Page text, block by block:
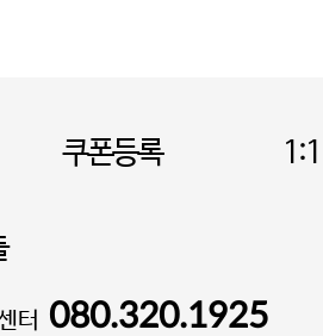
쿠폰등록
| 개인정보관리책임자 김상현
터 080.320.1925